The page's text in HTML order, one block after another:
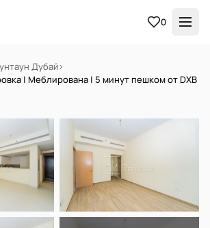
0
Дубай›
| Меблирована | 5 минут пешком от DXB
к заселению